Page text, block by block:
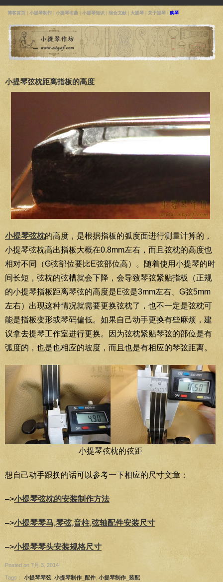
博客首页 小提琴制作 小提琴名曲 小提琴知识 综合文献 大提琴 关于提琴 购琴
小提琴弦枕距离指板的高度
小提琴弦枕的高度，是根据指板的弧度面进行测量计算的，
小提琴弦枕高出指板大概在0.8mm左右，而且弦枕的高度也
相对不同（G弦部位要比E弦部位高）。随着使用小提琴的时
间长短，弦枕的弦槽就会下降，会导致琴弦紧贴指板（正规
的小提琴指板距离琴弦的高度是E弦是3mm左右、G弦5mm
左右）出现这种情况就需要更换弦枕了，也不一定是弦枕可
能是指板变形或琴码偏低。如果自己动手更换有些麻烦，建
议拿去提琴工作室进行更换。因为弦枕紧贴琴弦的部位是有
弧度的，也是也相应的坡度，而且也是有相应的琴弦距离。
小提琴弦枕的弦距
想自己动手跟换的话可以参考一下相应的尺寸文章：
–>小提琴弦枕的安装制作方法
–>小提琴琴马,琴弦,音柱,弦轴配件安装尺寸
–>小提琴琴头安装规格尺寸
Posted on 7月 3, 2014
Tags： 小提琴琴弦 小提琴制作_配件 小提琴制作_装配